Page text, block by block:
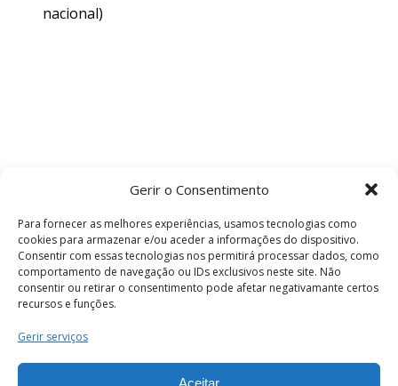
Gerir o Consentimento
Para fornecer as melhores experiências, usamos tecnologias como
cookies para armazenar e/ou aceder a informações do dispositivo.
Consentir com essas tecnologias nos permitirá processar dados, como
comportamento de navegação ou IDs exclusivos neste site. Não
consentir ou retirar o consentimento pode afetar negativamante certos
recursos e funções.
Gerir serviços
Aceitar
nacional)
Termos e Condições